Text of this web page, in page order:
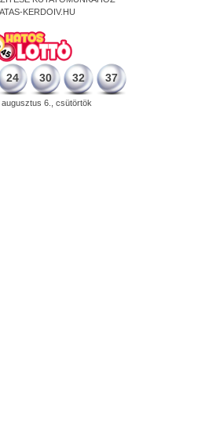
KERDOIV.HU
24 30 32 37
6., csütörtök